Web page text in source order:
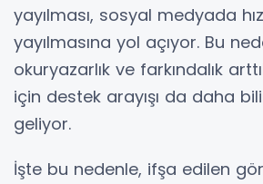
yayılması, sosyal medyada
yayılmasına yol açıyor. Bu
okuryazarlık ve farkındalık
için destek arayışı da daha
geliyor.
İşte bu nedenle, ifşa edilen